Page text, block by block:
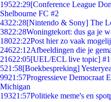
19522:29[Conference League
Shelbourne FC #2
4322:28[Nintendo & Sony] The
3822:28Woningtekort: dus ga je
18022:22Post hier zo vaak
24622:12Afbeeldingen die je
21622:05[UEL/ECL live topic]
521:58[Boekbespreking]
9921:57Progressieve Democraat
Michigan
19321:57Politieke meme's en